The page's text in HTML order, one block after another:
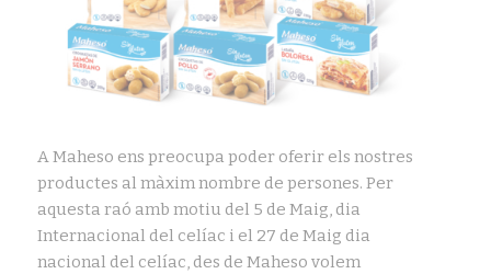
A Maheso ens preocupa poder oferir els nostres
productes al màxim nombre de persones. Per
aquesta raó amb motiu del 5 de Maig, dia
Internacional del celíac i el 27 de Maig dia
nacional del celíac, des de Maheso volem